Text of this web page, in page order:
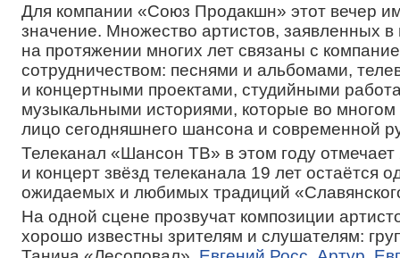
Для компании «Союз Продакшн» этот вечер
значение. Множество артистов, заявленных в
на протяжении многих лет связаны с
сотрудничеством: песнями и альбомами,
и концертными проектами, студийными
музыкальными историями, которые во
лицо сегодняшнего шансона и современной
Телеканал «Шансон ТВ» в этом году отмечает
и концерт звёзд телеканала 19 лет остаётся
ожидаемых и любимых традиций
На одной сцене прозвучат композиции
хорошо известны зрителям и слушателям: